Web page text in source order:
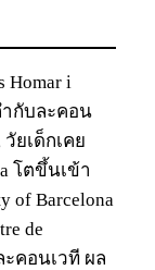
i
ำกับละคอน
ยเด็กเคย
โตขึ้นเข้า
of Barcelona
de
ะคอนเวที ผล